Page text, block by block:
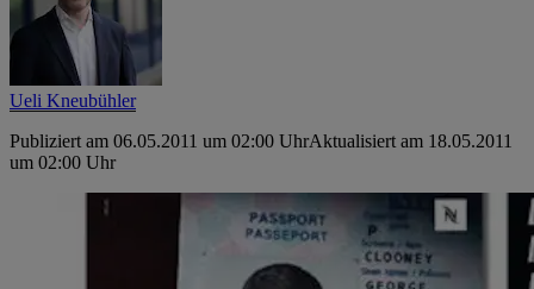
Ueli Kneubühler
Publiziert am 06.05.2011 um 02:00 UhrAktualisiert am 18.05.2011
um 02:00 Uhr